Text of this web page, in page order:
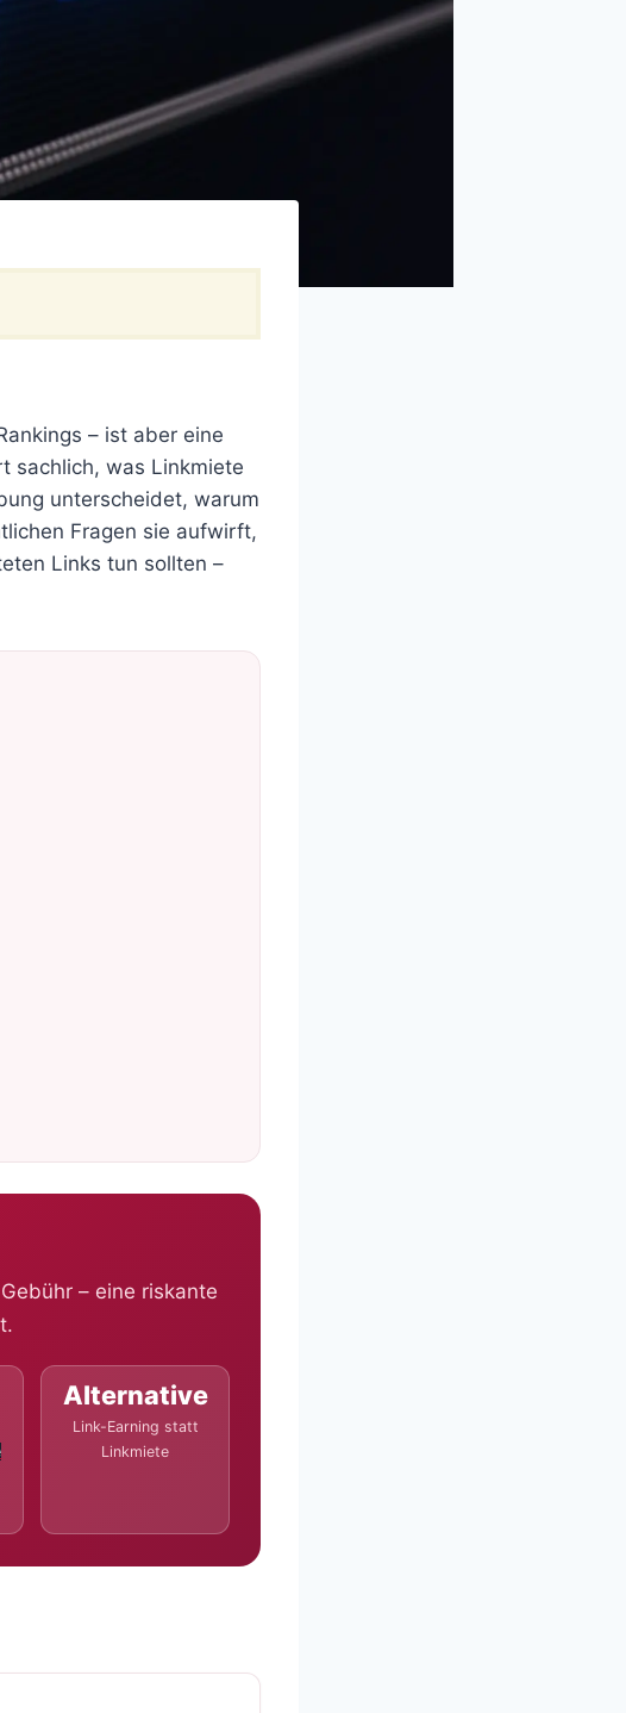
– ist aber eine
sachlich, was Linkmiete
unterscheidet, warum
Fragen sie aufwirft,
Links tun sollten –
– eine riskante
Alternative
Link-Earning statt
Linkmiete